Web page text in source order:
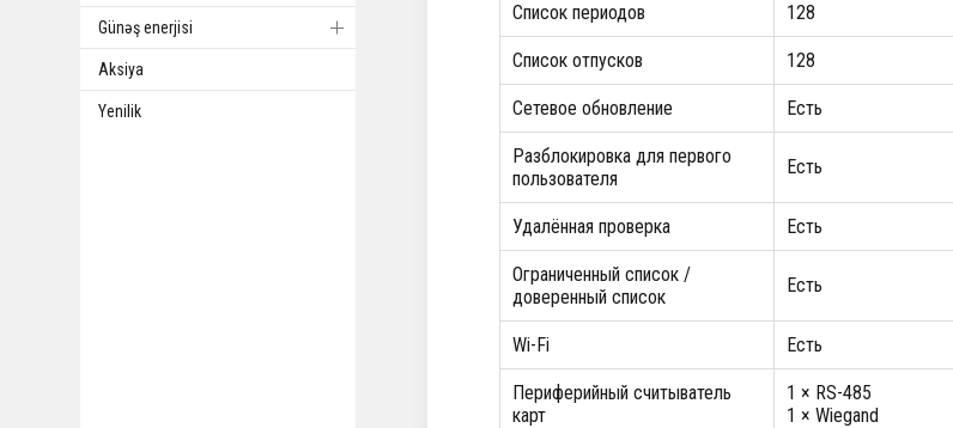
Günəş enerjisi
Aksiya
Yenilik
Список периодов 128
Список отпусков 128
Сетевое обновление Есть
Разблокировка для первого
пользователя
Есть
Удалённая проверка Есть
Ограниченный список /
доверенный список
Есть
Wi-Fi Есть
Периферийный считыватель
карт
1 × RS-485
1 × Wiegand